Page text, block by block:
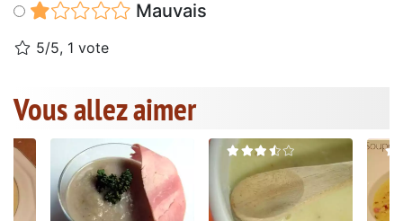
Mauvais
5/5, 1 vote
Vous allez aimer